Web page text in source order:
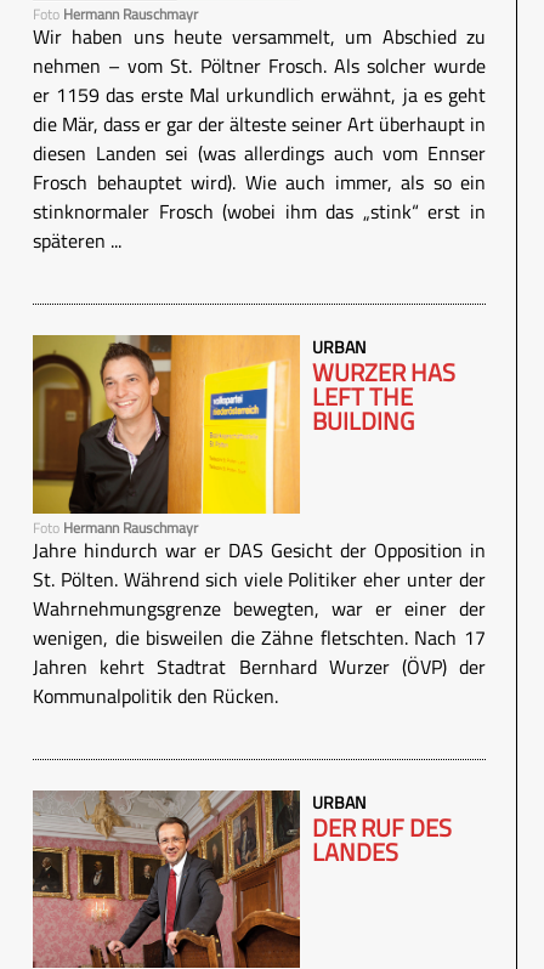
Foto Hermann Rauschmayr
Wir haben uns heute versammelt, um Abschied zu
nehmen – vom St. Pöltner Frosch. Als solcher wurde
er 1159 das erste Mal urkundlich erwähnt, ja es geht
die Mär, dass er gar der älteste seiner Art überhaupt in
diesen Landen sei (was allerdings auch vom Ennser
Frosch behauptet wird). Wie auch immer, als so ein
stinknormaler Frosch (wobei ihm das „stink“ erst in
späteren ...
Foto Hermann Rauschmayr
URBAN
WURZER HAS
LEFT THE
BUILDING
Jahre hindurch war er DAS Gesicht der Opposition in
St. Pölten. Während sich viele Politiker eher unter der
Wahrnehmungsgrenze bewegten, war er einer der
wenigen, die bisweilen die Zähne fletschten. Nach 17
Jahren kehrt Stadtrat Bernhard Wurzer (ÖVP) der
Kommunalpolitik den Rücken.
URBAN
DER RUF DES
LANDES